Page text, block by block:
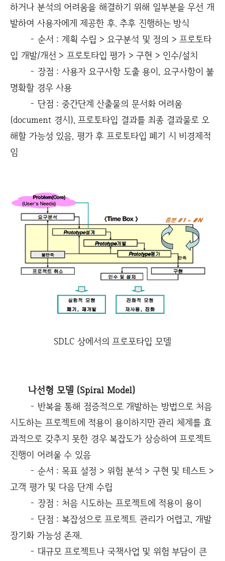
하거나 분석의 어려움을 해결하기 위해 일부분을 우선 개
발하여 사용자에게 제공한 후. 추후 진행하는 방식
- 순서 : 계획 수립 > 요구분석 및 정의 > 프로토타
입 개발/개선 > 프로토타입 평가 > 구현 > 인수/설치
- 장점 : 사용자 요구사항 도출 용이, 요구사항이 불
명확할 경우 사용
- 단점 : 중간단계 산출물의 문서화 어려움
(document 경시), 프로토타입 결과를 최종 결과물로 오
해할 가능성 있음, 평가 후 프로토타입 폐기 시 비경제적
임
SDLC 상에서의 프로포타입 모델
나선형 모델 (Spiral Model)
- 반복을 통해 점증적으로 개발하는 방법으로 처음
시도하는 프로젝트에 적용이 용이하지만 관리 체계를 효
과적으로 갖추지 못한 경우 복잡도가 상승하여 프로젝트
진행이 어려울 수 있음
- 순서 : 목표 설정 > 위험 분석 > 구현 및 테스트 >
고객 평가 및 다음 단계 수립
- 장점 : 처음 시도하는 프로젝트에 적용이 용이
- 단점 : 복잡성으로 프로젝트 관리가 어렵고, 개발
장기화 가능성 존재.
- 대규모 프로젝트나 국책사업 및 위험 부담이 큰